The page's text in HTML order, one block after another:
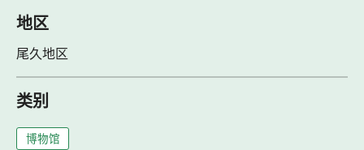
地区
尾久地区
类别
博物馆